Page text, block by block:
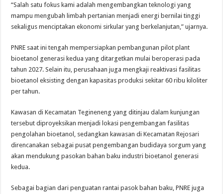
“Salah satu fokus kami adalah mengembangkan teknologi yang
mampu mengubah limbah pertanian menjadi energi bernilai tinggi
sekaligus menciptakan ekonomi sirkular yang berkelanjutan,” ujarnya.
PNRE saat ini tengah mempersiapkan pembangunan pilot plant
bioetanol generasi kedua yang ditargetkan mulai beroperasi pada
tahun 2027. Selain itu, perusahaan juga mengkaji reaktivasi fasilitas
bioetanol eksisting dengan kapasitas produksi sekitar 60 ribu kiloliter
per tahun.
Kawasan di Kecamatan Tegineneng yang ditinjau dalam kunjungan
tersebut diproyeksikan menjadi lokasi pengembangan fasilitas
pengolahan bioetanol, sedangkan kawasan di Kecamatan Rejosari
direncanakan sebagai pusat pengembangan budidaya sorgum yang
akan mendukung pasokan bahan baku industri bioetanol generasi
kedua.
Sebagai bagian dari penguatan rantai pasok bahan baku, PNRE juga